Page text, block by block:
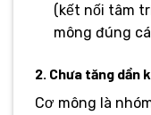
(kết nối tâm
mông đúng
2. Chưa tăng dần
Cơ mông là